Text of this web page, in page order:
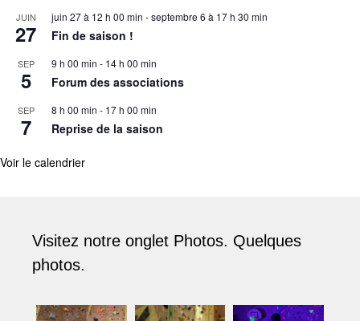
JUIN
27
juin 27 à 12 h 00 min -septembre 6 à 17 h 30 min
Fin de saison !
SEP
5
9 h 00 min - 14 h 00 min
Forum des associations
SEP
7
8 h 00 min - 17 h 00 min
Reprise de la saison
Voir le calendrier
Visitez notre onglet Photos. Quelques
photos.